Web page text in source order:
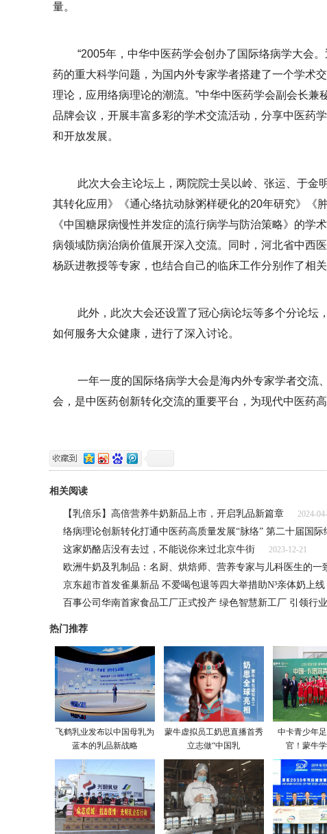
量。
“2005年，中华中医药学会创办了国际络病学大会
药的重大科学问题，为国内外专家学者搭建了一个学术
理论，应用络病理论的潮流。”中华中医药学会副会长
品牌会议，开展丰富多彩的学术交流活动，分享中医药
和开放发展。
此次大会主论坛上，两院院士吴以岭、张运、于金
其转化应用》《通心络抗动脉粥样硬化的20年研究》《
《中国糖尿病慢性并发症的流行病学与防治策略》的
病领域防病治病价值展开深入交流。同时，河北省中西
杨跃进教授等专家，也结合自己的临床工作分别作了相关
此外，此次大会还设置了冠心病论坛等多个分论坛
如何服务大众健康，进行了深入讨论。
一年一度的国际络病学大会是海内外专家学者交流
会，是中医药创新转化交流的重要平台，为现代中医药
相关阅读
【乳倍乐】高倍营养牛奶新品上市，开启乳品新篇章 2024-
络病理论创新转化打通中医药高质量发展“脉络” 第二十届国
这家奶酪店没有去过，不能说你来过北京牛街 2023-12-21
欧洲牛奶及乳制品：名厨、烘焙师、营养专家与儿科医生的一
京东超市首发雀巢新品 不爱喝包退等四大举措助N³亲体奶上线
百事公司华南首家食品工厂正式投产 绿色智慧新工厂 引领行
热门推荐
飞鹤乳业发布以中国母乳为
蓝本的乳品新战略
蒙牛虚拟员工奶思直播首秀
立志做“中国乳
中卡青少年
官！蒙牛